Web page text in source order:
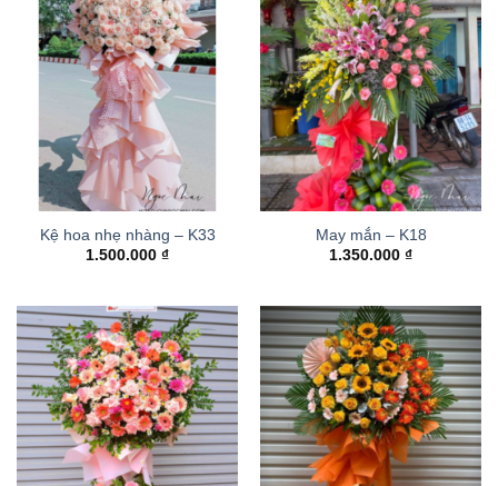
Kệ hoa nhẹ nhàng – K33
1.500.000 ₫
May mắn – K18
1.350.000 ₫